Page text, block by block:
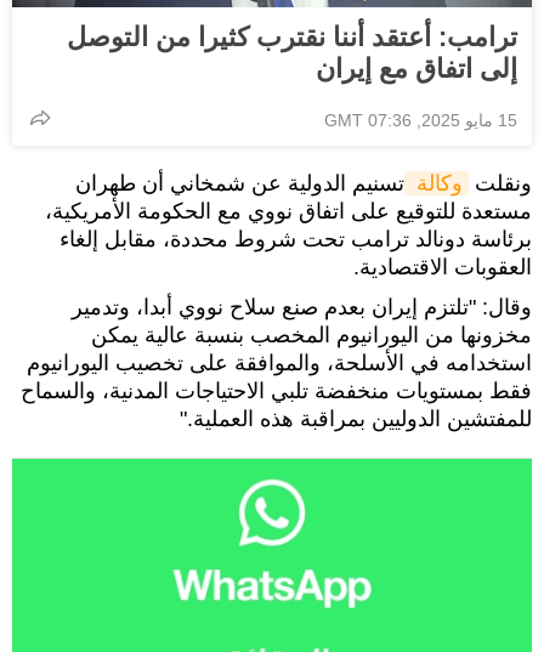
ترامب: أعتقد أننا نقترب كثيرا من التوصل
إلى اتفاق مع إيران
15 مايو 2025, 07:36 GMT
ونقلت وكالة تسنيم الدولية عن شمخاني أن طهران
مستعدة للتوقيع على اتفاق نووي مع الحكومة الأمريكية،
برئاسة دونالد ترامب تحت شروط محددة، مقابل إلغاء
العقوبات الاقتصادية.
وقال: "تلتزم إيران بعدم صنع سلاح نووي أبدا، وتدمير
مخزونها من اليورانيوم المخصب بنسبة عالية يمكن
استخدامه في الأسلحة، والموافقة على تخصيب اليورانيوم
فقط بمستويات منخفضة تلبي الاحتياجات المدنية، والسماح
للمفتشين الدوليين بمراقبة هذه العملية."